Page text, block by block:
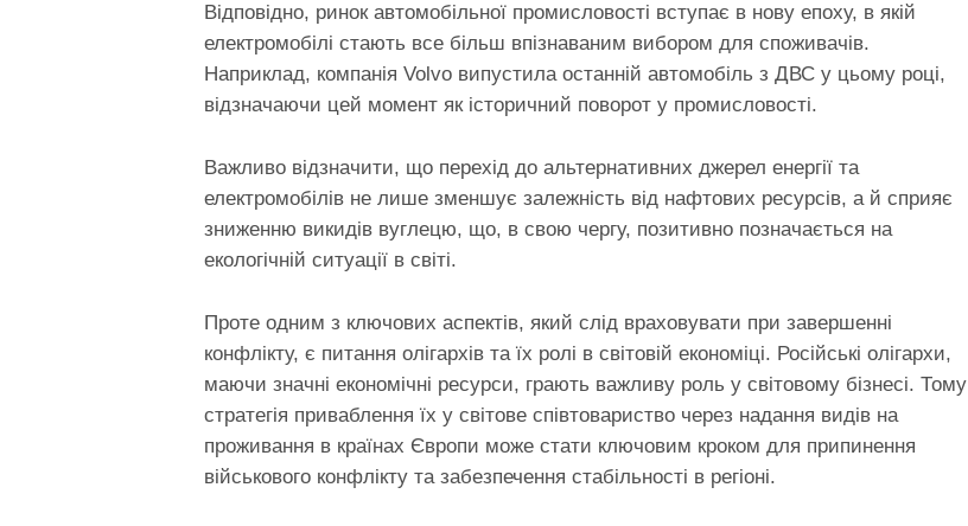
Відповідно, ринок автомобільної промисловості вступає в нову епоху, в якій
електромобілі стають все більш впізнаваним вибором для споживачів.
Наприклад, компанія Volvo випустила останній автомобіль з ДВС у цьому році,
відзначаючи цей момент як історичний поворот у промисловості.
Важливо відзначити, що перехід до альтернативних джерел енергії та
електромобілів не лише зменшує залежність від нафтових ресурсів, а й сприяє
зниженню викидів вуглецю, що, в свою чергу, позитивно позначається на
екологічній ситуації в світі.
Проте одним з ключових аспектів, який слід враховувати при завершенні
конфлікту, є питання олігархів та їх ролі в світовій економіці. Російські олігархи,
маючи значні економічні ресурси, грають важливу роль у світовому бізнесі. Тому
стратегія приваблення їх у світове співтовариство через надання видів на
проживання в країнах Європи може стати ключовим кроком для припинення
військового конфлікту та забезпечення стабільності в регіоні.